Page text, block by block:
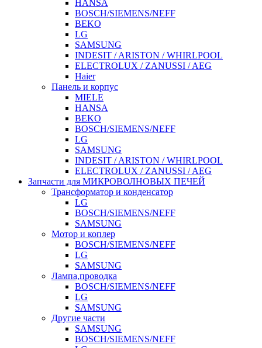
HANSA
BOSCH/SIEMENS/NEFF
BEKO
LG
SAMSUNG
INDESIT / ARISTON / WHIRLPOOL
ELECTROLUX / ZANUSSI / AEG
Haier
Панель и корпус
MIELE
HANSA
BEKO
BOSCH/SIEMENS/NEFF
LG
SAMSUNG
INDESIT / ARISTON / WHIRLPOOL
ELECTROLUX / ZANUSSI / AEG
Запчасти для МИКРОВОЛНОВЫХ ПЕЧЕЙ
Трансформатор и конденсатор
LG
BOSCH/SIEMENS/NEFF
SAMSUNG
Мотор и коплер
BOSCH/SIEMENS/NEFF
LG
SAMSUNG
Лампа,проводка
BOSCH/SIEMENS/NEFF
LG
SAMSUNG
Другие части
SAMSUNG
BOSCH/SIEMENS/NEFF